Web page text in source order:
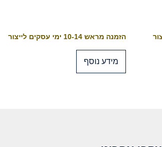
הזמנה מראש 10-14 ימי עסקים לייצור
מידע נוסף